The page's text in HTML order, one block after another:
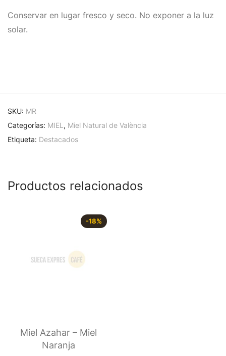
Conservar en lugar fresco y seco. No exponer a la luz
solar.
SKU: MR
Categorías: MIEL , Miel Natural de València
Etiqueta: Destacados
Productos relacionados
-18%
Miel Azahar – Miel
Naranja